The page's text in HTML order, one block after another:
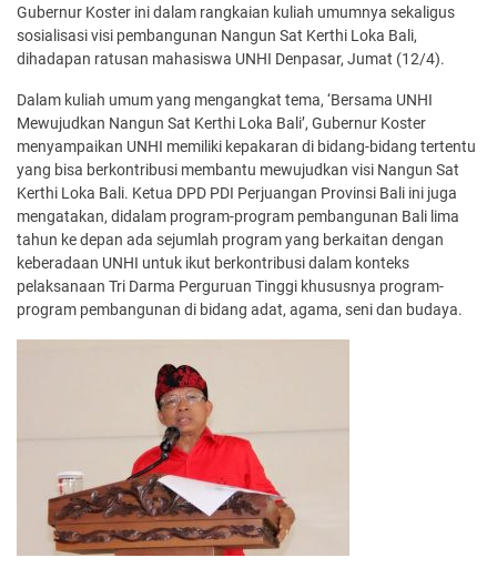
Gubernur Koster ini dalam rangkaian kuliah umumnya sekaligus
sosialisasi visi pembangunan Nangun Sat Kerthi Loka Bali,
dihadapan ratusan mahasiswa UNHI Denpasar, Jumat (12/4).
Dalam kuliah umum yang mengangkat tema, ‘Bersama UNHI
Mewujudkan Nangun Sat Kerthi Loka Bali’, Gubernur Koster
menyampaikan UNHI memiliki kepakaran di bidang-bidang tertentu
yang bisa berkontribusi membantu mewujudkan visi Nangun Sat
Kerthi Loka Bali. Ketua DPD PDI Perjuangan Provinsi Bali ini juga
mengatakan, didalam program-program pembangunan Bali lima
tahun ke depan ada sejumlah program yang berkaitan dengan
keberadaan UNHI untuk ikut berkontribusi dalam konteks
pelaksanaan Tri Darma Perguruan Tinggi khususnya program-
program pembangunan di bidang adat, agama, seni dan budaya.